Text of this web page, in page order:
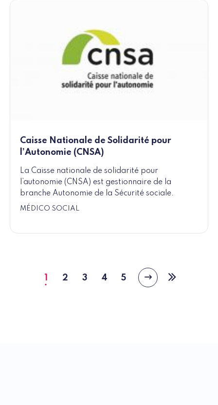
Caisse Nationale de Solidarité pour
l’Autonomie (CNSA)
La Caisse nationale de solidarité pour
l’autonomie (CNSA) est gestionnaire de la
branche Autonomie de la Sécurité sociale.
MÉDICO SOCIAL
PagePage
2
Page
3
Page
4
Page
5
Page
suivante
Dernière